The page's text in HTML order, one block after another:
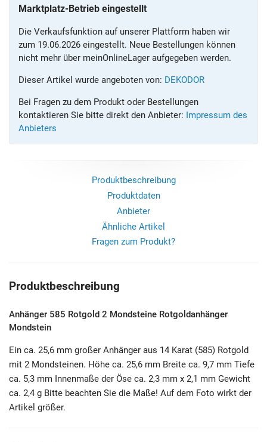
Marktplatz-Betrieb eingestellt
Die Verkaufsfunktion auf unserer Plattform haben wir
zum 19.06.2026 eingestellt. Neue Bestellungen können
nicht mehr über meinOnlineLager aufgegeben werden.
Dieser Artikel wurde angeboten von: DEKODOR
Bei Fragen zu dem Produkt oder Bestellungen
kontaktieren Sie bitte direkt den Anbieter: Impressum des
Anbieters
Produktbeschreibung
Produktdaten
Anbieter
Ähnliche Artikel
Fragen zum Produkt?
Produktbeschreibung
Anhänger 585 Rotgold 2 Mondsteine Rotgoldanhänger
Mondstein
Ein ca. 25,6 mm großer Anhänger aus 14 Karat (585) Rotgold
mit 2 Mondsteinen. Höhe ca. 25,6 mm Breite ca. 9,7 mm Tiefe
ca. 5,3 mm Innenmaße der Öse ca. 2,3 mm x 2,1 mm Gewicht
ca. 2,4 g Bitte beachten Sie die Maße! Auf dem Foto wirkt der
Artikel größer.